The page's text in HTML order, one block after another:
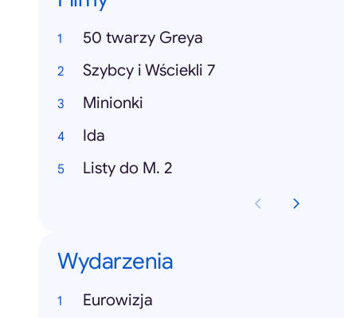
50 twarzy Greya
Szybcy i Wściekli 7
Minionki
Ida
Listy do M. 2
Wydarzenia
Eurowizja